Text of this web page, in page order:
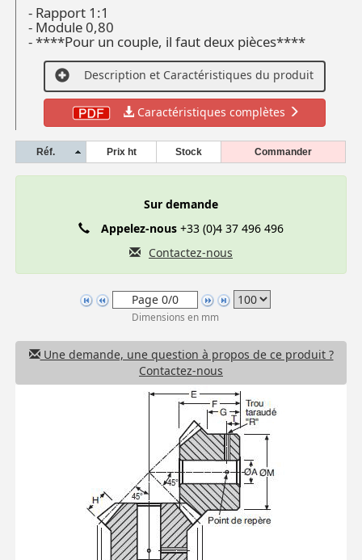
- Rapport 1:1
- Module 0,80
- ****Pour un couple, il faut deux pièces****
Description et Caractéristiques du produit
Caractéristiques complètes
Réf. Prix ht Stock Commander
Sur demande
Appelez-nous +33 (0)4 37 496 496
Contactez-nous
Dimensions en mm
Une demande, une question à propos de ce produit ?
Contactez-nous